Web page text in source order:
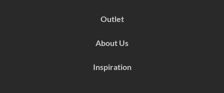
Outlet
About Us
Inspiration